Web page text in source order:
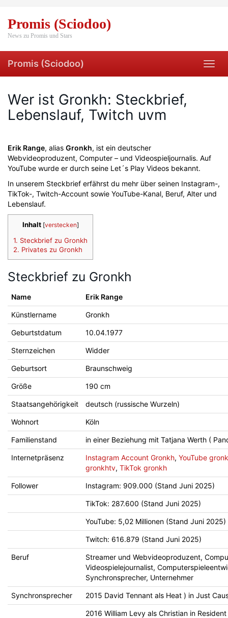
main
content
Promis (Sciodoo)
News zu Promis und Stars
Promis (Sciodoo)
Wer ist Gronkh: Steckbrief,
Lebenslauf, Twitch uvm
Erik Range, alias Gronkh, ist ein deutscher
Webvideoproduzent, Computer – und Videospieljournalis. Auf
YouTube wurde er durch seine Let´s Play Videos bekannt.
In unserem Steckbrief erfährst du mehr über seinen Instagram-,
TikTok-, Twitch-Account sowie YouTube-Kanal, Beruf, Alter und
Lebenslauf.
Inhalt [verstecken]
1. Steckbrief zu Gronkh
2. Privates zu Gronkh
Steckbrief zu Gronkh
Name Erik Range
Künstlername Gronkh
Geburtstdatum 10.04.1977
Sternzeichen Widder
Geburtsort Braunschweig
Größe 190 cm
Staatsangehörigkeit deutsch (russische Wurzeln)
Wohnort Köln
Familienstand in einer Beziehung mit Tatjana Werth (
Internetpräsenz Instagram Account Gronkh, YouTube
gronkhtv, TikTok gronkh
Follower Instagram: 909.000 (Stand Juni 2025)
TikTok: 287.600 (Stand Juni 2025)
YouTube: 5,02 Millionen (Stand Juni 2025)
Twitch: 616.879 (Stand Juni 2025)
Beruf
Streamer und Webvideoproduzent,
Videospielejournalist,
Synchronsprecher, Unternehmer
Synchronsprecher 2015 David Tennant als Heat ) in Just
2016 William Levy als Christian in